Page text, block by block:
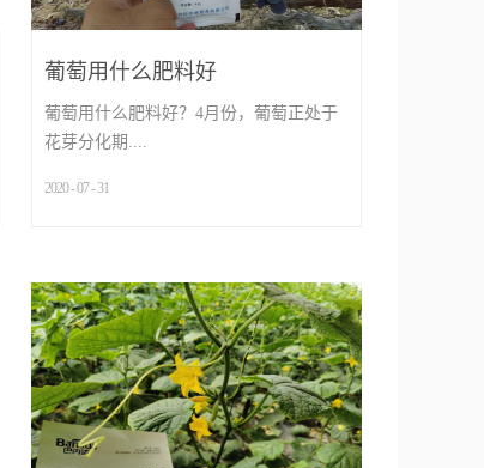
葡萄用什么肥料好
葡萄用什么肥料好？4月份，葡萄正处于
花芽分化期....
2020-07-31